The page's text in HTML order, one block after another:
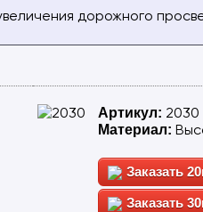
дорожного
Артикул: 2030
Материал: